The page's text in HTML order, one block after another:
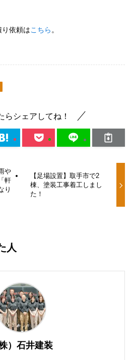
依頼はこちら。
らシェアしてね！
や
軒
り
【足場設置】取手市で2
棟、塗装工事着工しまし
た！
人
株）石井建装